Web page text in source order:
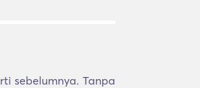
sebelumnya. Tanpa